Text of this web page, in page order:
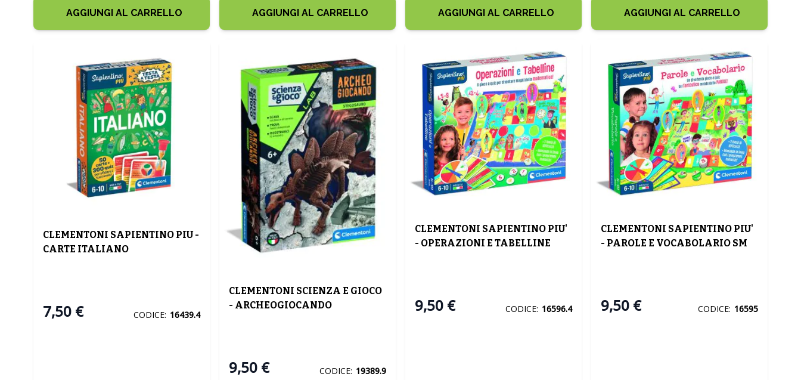
AGGIUNGI AL CARRELLO AGGIUNGI AL CARRELLO AGGIUNGI AL CARRELLO AGGIUNGI AL CARRELLO
CLEMENTONI SAPIENTINO PIU -
CARTE ITALIANO
7,50 € CODICE: 16439.4
CLEMENTONI SCIENZA E GIOCO
- ARCHEOGIOCANDO
9,50 € CODICE: 19389.9
CLEMENTONI SAPIENTINO PIU'
- OPERAZIONI E TABELLINE
9,50 € CODICE: 16596.4
CLEMENTONI SAPIENTINO PIU'
- PAROLE E VOCABOLARIO SM
9,50 € CODICE: 16595